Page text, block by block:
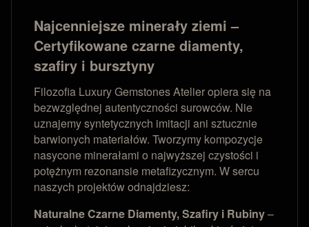
Najcenniejsze minerały ziemi –
Certyfikowane czarne diamenty,
szafiry i bursztyny
Filozofia Luxury Gemstones Atelier opiera się na
bezwzględnej autentyczności surowców. Nie
uznajemy syntetycznych imitacji ani sztucznie
barwionych materiałów. Tworzymy kompozycje
nasycone minerałami o najwyższej czystości i
potężnym rezonansie metafizycznym. W sercu
naszych projektów odnajdziesz:
Naturalne Czarne Diamenty, Szafiry i Rubiny–